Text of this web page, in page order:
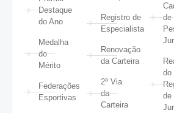
Destaque
do Ano
Medalha
do
Mérito
Federações
Esportivas
Registro de
Especialista
Renovação
da Carteira
2ª Via
da
Carteira
de
do
de